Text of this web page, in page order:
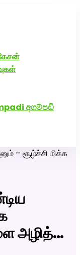
අගම්පඩි
– சூழ்ச்சி மிக்க
அழித்…